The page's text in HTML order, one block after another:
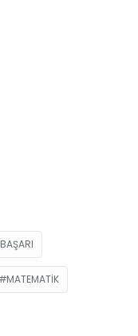
BAŞARI
MATEMATIK